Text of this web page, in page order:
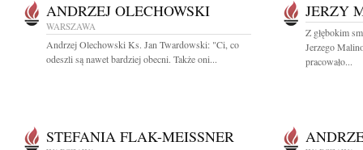
ANDRZEJ OLECHOWSKI
WARSZAWA
Andrzej Olechowski Ks. Jan Twardowski: "Ci, co
odeszli są nawet bardziej obecni. Także oni...
JERZY
Z głębokim
Jerzego
pracowało...
STEFANIA FLAK-MEISSNER